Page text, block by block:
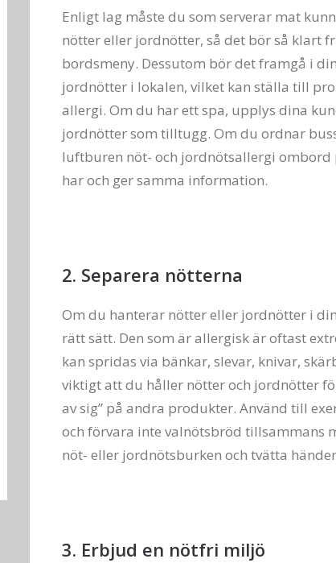
Enligt lag måste du som serverar mat
nötter eller jordnötter, så det bör så klart
bordsmeny. Dessutom bör det framgå i
jordnötter i lokalen, vilket kan ställa till
allergi. Om du har ett spa, upplys dina
jordnötter som tilltugg. Om du ordnar
luftburen nöt- och jordnötsallergi ombord
har och ger samma information.
2. Separera nötterna
Om du hanterar nötter eller jordnötter i
rätt sätt. Den som är allergisk är oftast
kan spridas via bänkar, slevar, knivar,
viktigt att du håller nötter och jordnötter
av sig” på andra produkter. Använd till
och förvara inte valnötsbröd tillsammans
nöt- eller jordnötsburken och tvätta
3. Erbjud en nötfri miljö